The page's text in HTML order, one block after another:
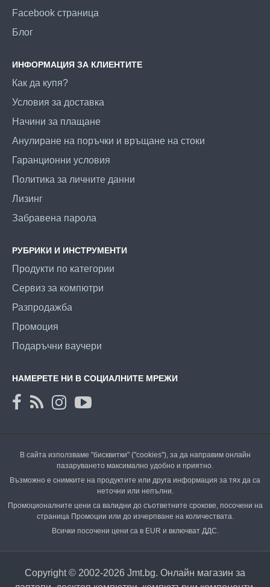
Facebook страница
Блог
ИНФОРМАЦИЯ ЗА КЛИЕНТИТЕ
Как да купя?
Условия за доставка
Начини за плащане
Анулиране на поръчки и връщане на стоки
Гаранционни условия
Политика за личните данни
Лизинг
Забравена парола
РУБРИКИ И ИНСТРУМЕНТИ
Продукти по категории
Сервиз за компютри
Разпродажба
Промоция
Подаръчни ваучери
НАМЕРЕТЕ НИ В СОЦИАЛНИТЕ МРЕЖИ
В сайта използваме "бисквитки" ("cookies"), за да направим онлайн
пазаруването максимално удобно и приятно.
Възможно е снимките на продуктите или друга информация за тях да са
неточни или непълни.
Промоционалните цени са валидни до съответните срокове, посочени на
страница Промоции или до изчерпване на количествата.
Всички посочени цени са в EUR и включват ДДС.
Copyright © 2002-2026 Jmt.bg. Онлайн магазин за